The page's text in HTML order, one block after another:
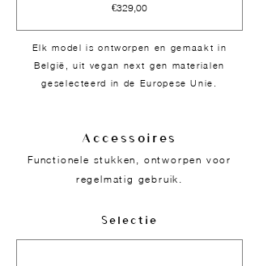
€329,00Prijs
Elk model is ontworpen en gemaakt in
België, uit vegan next-gen materialen
geselecteerd in de Europese Unie.
Accessoires
Functionele stukken, ontworpen voor
regelmatig gebruik.
Selectie